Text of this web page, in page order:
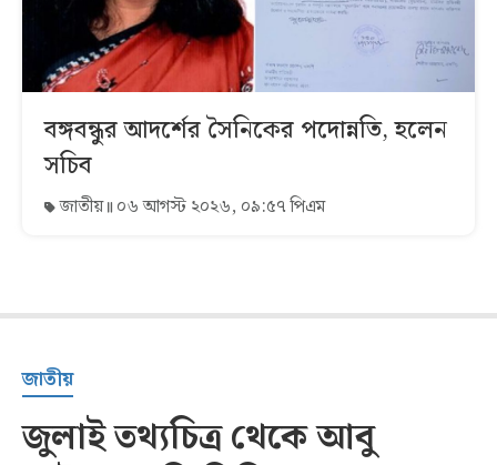
বঙ্গবন্ধুর আদর্শের সৈনিকের পদোন্নতি, হলেন
সচিব
জাতীয় ০৬ আগস্ট ২০২৬, ০৯:৫৭ পিএম
জাতীয়
জুলাই তথ্যচিত্র থেকে আবু